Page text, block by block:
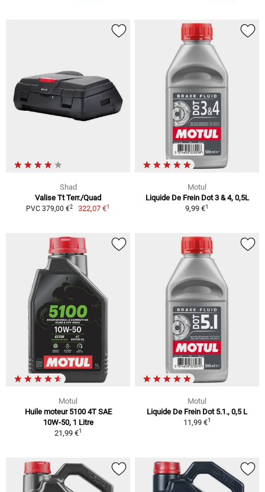
Shad
Valise Tt Terr./Quad
PVC 379,00 €2 322,07 €1
Motul
Liquide De Frein Dot 3 & 4, 0,5L
9,99 €1
Motul
Huile moteur 5100 4T SAE
10W-50, 1 Litre
21,99 €1
Motul
Liquide De Frein Dot 5.1., 0,5 L
11,99 €1